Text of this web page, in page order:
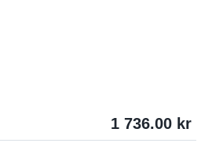
1 736.00